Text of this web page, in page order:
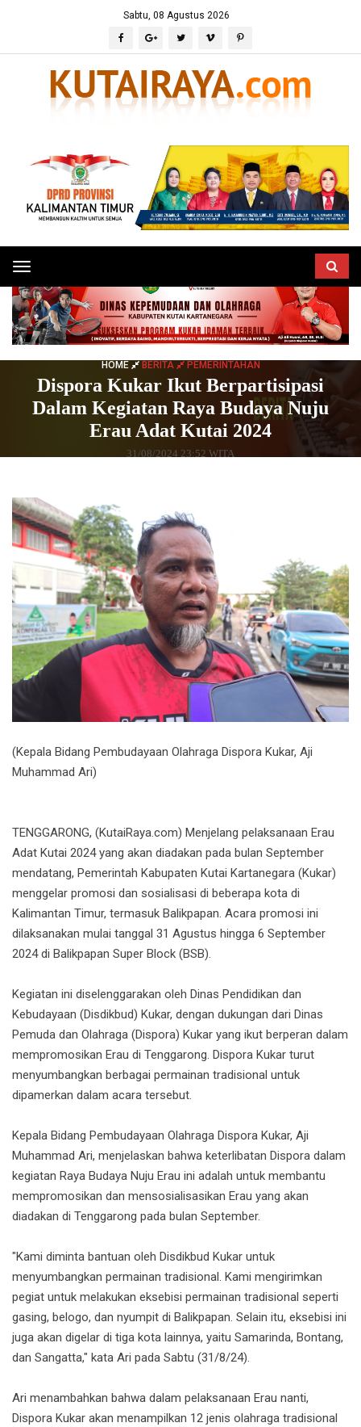
Sabtu, 08 Agustus 2026
Toggle
navigation
HOME BERITA PEMERINTAHAN
Dispora Kukar Ikut Berpartisipasi
Dalam Kegiatan Raya Budaya Nuju
Erau Adat Kutai 2024
31/08/2024 23:52 WITA
(Kepala Bidang Pembudayaan Olahraga Dispora Kukar, Aji
Muhammad Ari)
TENGGARONG, (KutaiRaya.com) Menjelang pelaksanaan Erau
Adat Kutai 2024 yang akan diadakan pada bulan September
mendatang, Pemerintah Kabupaten Kutai Kartanegara (Kukar)
menggelar promosi dan sosialisasi di beberapa kota di
Kalimantan Timur, termasuk Balikpapan. Acara promosi ini
dilaksanakan mulai tanggal 31 Agustus hingga 6 September
2024 di Balikpapan Super Block (BSB).
Kegiatan ini diselenggarakan oleh Dinas Pendidikan dan
Kebudayaan (Disdikbud) Kukar, dengan dukungan dari Dinas
Pemuda dan Olahraga (Dispora) Kukar yang ikut berperan dalam
mempromosikan Erau di Tenggarong. Dispora Kukar turut
menyumbangkan berbagai permainan tradisional untuk
dipamerkan dalam acara tersebut.
Kepala Bidang Pembudayaan Olahraga Dispora Kukar, Aji
Muhammad Ari, menjelaskan bahwa keterlibatan Dispora dalam
kegiatan Raya Budaya Nuju Erau ini adalah untuk membantu
mempromosikan dan mensosialisasikan Erau yang akan
diadakan di Tenggarong pada bulan September.
"Kami diminta bantuan oleh Disdikbud Kukar untuk
menyumbangkan permainan tradisional. Kami mengirimkan
pegiat untuk melakukan eksebisi permainan tradisional seperti
gasing, belogo, dan nyumpit di Balikpapan. Selain itu, eksebisi ini
juga akan digelar di tiga kota lainnya, yaitu Samarinda, Bontang,
dan Sangatta," kata Ari pada Sabtu (31/8/24).
Ari menambahkan bahwa dalam pelaksanaan Erau nanti,
Dispora Kukar akan menampilkan 12 jenis olahraga tradisional